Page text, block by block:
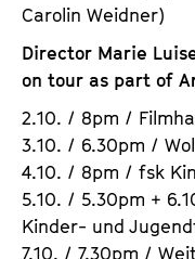
Carolin Weidner)
Director Marie
on tour as part of
2.10. / 8pm /
3.10. / 6.30pm /
4.10. / 8pm / fsk
5.10. / 5.30pm +
Kinder- und
7.10. / 7.30pm /